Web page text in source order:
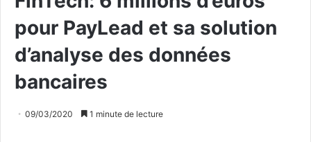
pour PayLead et sa solution
d’analyse des données
bancaires
09/03/2020 1 minute de lecture